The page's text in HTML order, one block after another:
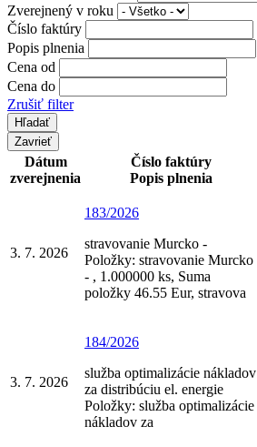
Zverejnený v roku
Číslo faktúry
Popis plnenia
Cena od
Cena do
Zrušiť filter
Zavrieť
Dátum
zverejnenia
Číslo faktúry
Popis plnenia
3. 7. 2026
183/2026
stravovanie Murcko -
Položky: stravovanie Murcko
- , 1.000000 ks, Suma
položky 46.55 Eur, stravova
3. 7. 2026
184/2026
služba optimalizácie nákladov
za distribúciu el. energie
Položky: služba optimalizácie
nákladov za